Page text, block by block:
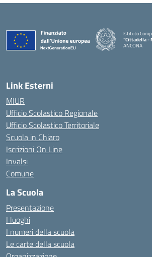
Istituto
“Cittadella -
ANCONA
Link Esterni
MIUR
Ufficio Scolastico Regionale
Ufficio Scolastico Territoriale
Scuola in Chiaro
Iscrizioni On Line
Invalsi
Comune
La Scuola
Presentazione
I luoghi
I numeri della scuola
Le carte della scuola